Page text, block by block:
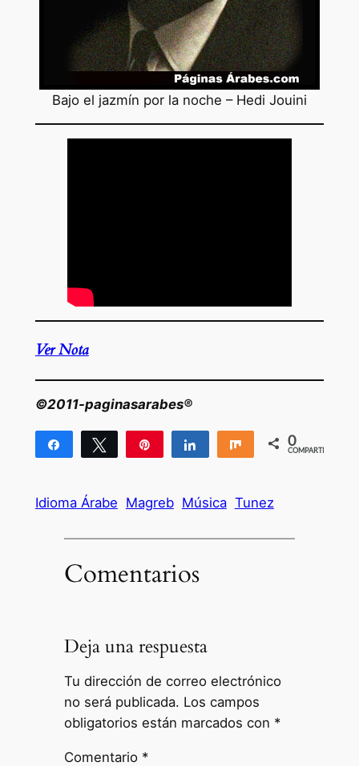
Bajo el jazmín por la noche – Hedi Jouini
Ver Nota
©2011-paginasarabes®
Compartir Twittear Compartir Compartir
0
COMPARTIR
Idioma Árabe Magreb Música Tunez
Comentarios
Deja una respuesta
Tu dirección de correo electrónico
no será publicada. Los campos
obligatorios están marcados con *
Comentario *